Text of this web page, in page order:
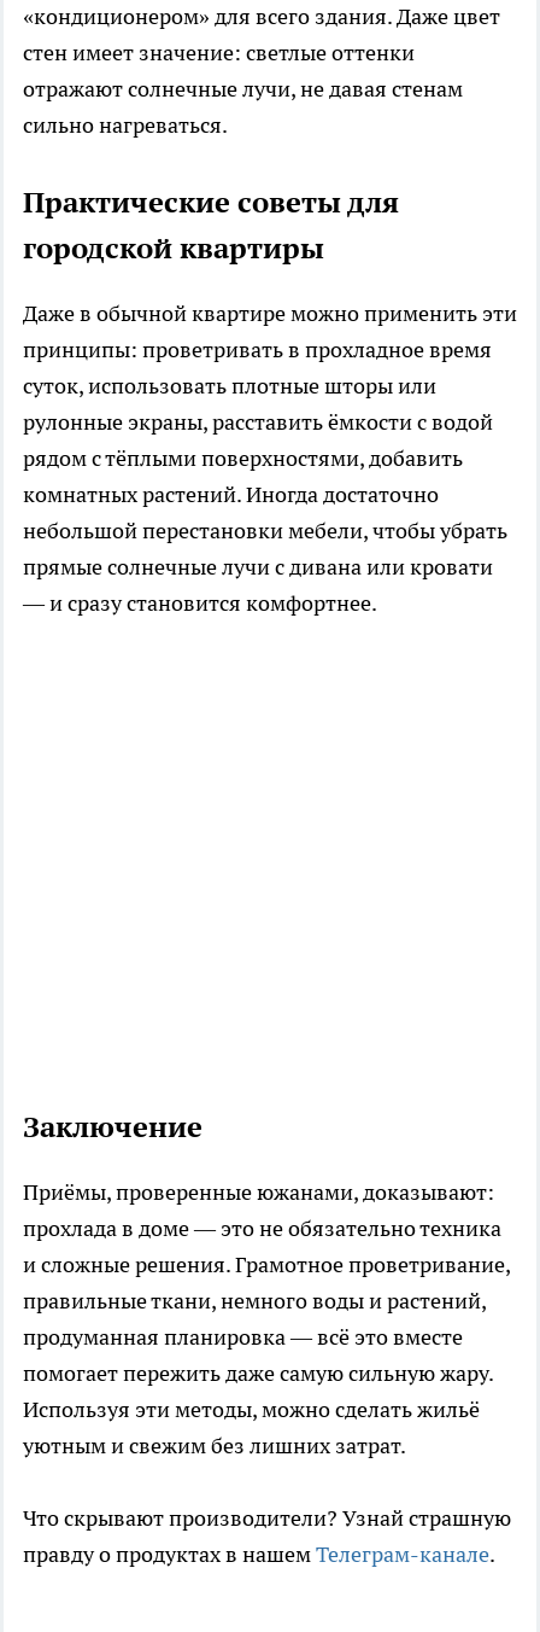
«кондиционером» для всего здания. Даже цвет
стен имеет значение: светлые оттенки
отражают солнечные лучи, не давая стенам
сильно нагреваться.
Практические советы для
городской квартиры
Даже в обычной квартире можно применить эти
принципы: проветривать в прохладное время
суток, использовать плотные шторы или
рулонные экраны, расставить ёмкости с водой
рядом с тёплыми поверхностями, добавить
комнатных растений. Иногда достаточно
небольшой перестановки мебели, чтобы убрать
прямые солнечные лучи с дивана или кровати
— и сразу становится комфортнее.
Заключение
Приёмы, проверенные южанами, доказывают:
прохлада в доме — это не обязательно техника
и сложные решения. Грамотное проветривание,
правильные ткани, немного воды и растений,
продуманная планировка — всё это вместе
помогает пережить даже самую сильную жару.
Используя эти методы, можно сделать жильё
уютным и свежим без лишних затрат.
Что скрывают производители? Узнай страшную
правду о продуктах в нашемТелеграм-канале.